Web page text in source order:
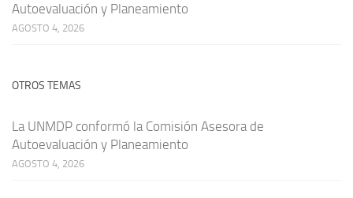
Autoevaluación y Planeamiento
AGOSTO 4, 2026
OTROS TEMAS
La UNMDP conformó la Comisión Asesora de
Autoevaluación y Planeamiento
AGOSTO 4, 2026